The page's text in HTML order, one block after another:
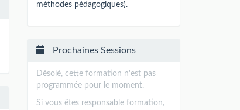
méthodes pédagogiques).
Prochaines Sessions
Désolé, cette formation n'est pas
programmée pour le moment.
Si vous êtes responsable formation,